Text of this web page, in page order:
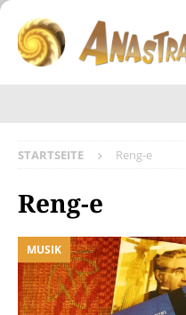
STARTSEITE Reng-e
Reng-e
MUSIK